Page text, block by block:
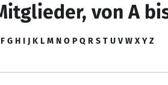
von A
F G H I J K L M N O P Q R S T U V W X Y Z